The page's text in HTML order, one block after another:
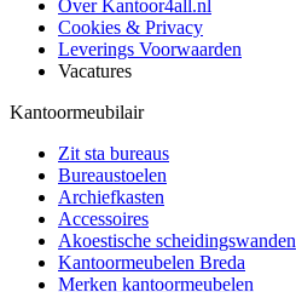
Over Kantoor4all.nl
Cookies & Privacy
Leverings Voorwaarden
Vacatures
Kantoormeubilair
Zit sta bureaus
Bureaustoelen
Archiefkasten
Accessoires
Akoestische scheidingswanden
Kantoormeubelen Breda
Merken kantoormeubelen